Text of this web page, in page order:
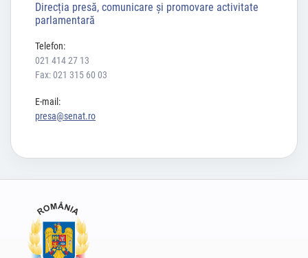
Direcția presă, comunicare și promovare activitate
parlamentară
Telefon:
021 414 27 13
Fax: 021 315 60 03
E-mail:
presa@senat.ro